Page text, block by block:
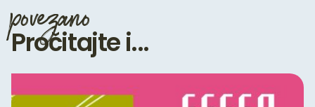
povezano
Pročitajte i...